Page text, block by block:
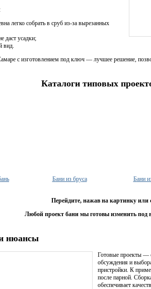
легко собрать в сруб из-за вырезанных
даст усадки;
вид.
с изготовлением под ключ — лучшее решение,
Каталоги типовых
Бани из бруса Бани
Перейдите, нажав на картинку или
Любой проект бани мы готовы изменить под
нюансы
Готовые проекты —
обсуждения и
пристройки. К
после парной.
обеспечивает